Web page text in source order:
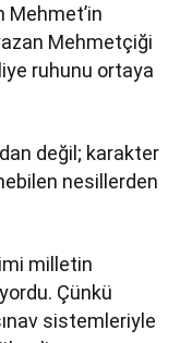
Mehmet’in
Mehmetçiği
ruhunu ortaya
değil; karakter
nesillerden
milletin
Çünkü
sistemleriyle